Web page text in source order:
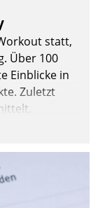
statt,
Über 100
Einblicke in
Zuletzt